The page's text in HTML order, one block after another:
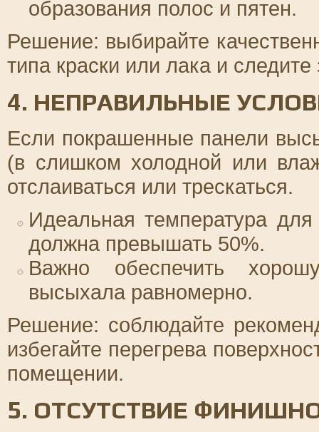
образования полос и пятен.
Решение: выбирайте
типа краски или лака и
4. НЕПРАВИЛЬНЫЕ
Если покрашенные панели
(в слишком холодной или
отслаиваться или трескаться.
Идеальная температура
должна превышать 50%.
Важно обеспечить
высыхала равномерно.
Решение: соблюдайте
избегайте перегрева
помещении.
5. ОТСУТСТВИЕ